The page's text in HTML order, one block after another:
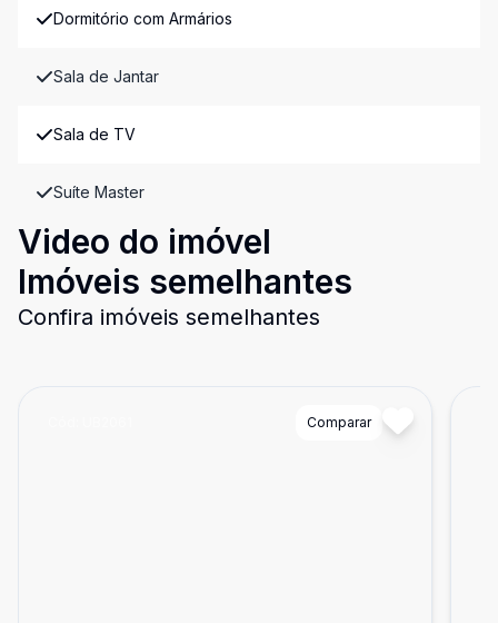
Dormitório com Armários
Sala de Jantar
Sala de TV
Suíte Master
Video do imóvel
Imóveis semelhantes
Confira imóveis semelhantes
Comparar